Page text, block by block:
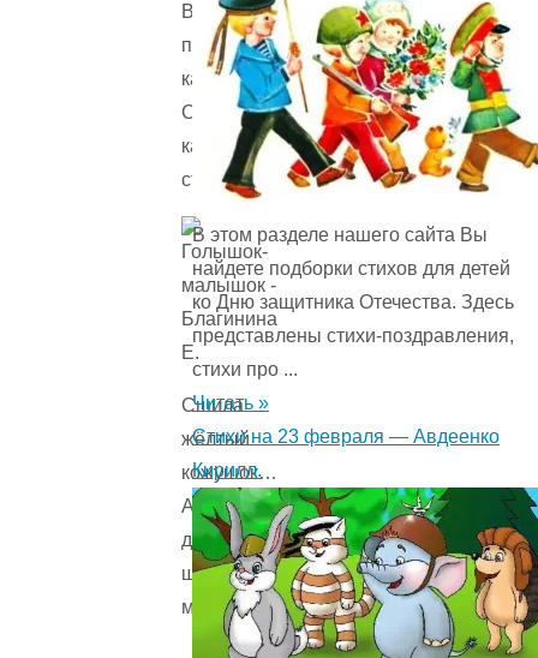
Видишь,
по
кармашку
С
каждой
стороны.
Сшила
жёлтый
кожушок…
Ай
да
щеголь
малышок-
В этом разделе нашего сайта Вы
найдете подборки стихов для детей
ко Дню защитника Отечества. Здесь
представлены стихи-поздравления,
стихи про ...
Читать »
Стихи на 23 февраля — Авдеенко
Кирилл.